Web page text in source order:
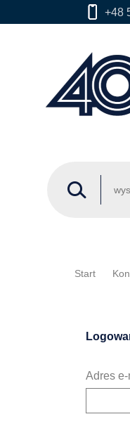
+48
Start
Adres e-